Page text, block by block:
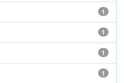
1
1
1
1